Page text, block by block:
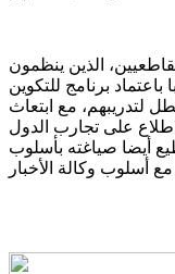
الذين ينظمون
باعتماد برنامج للتكوين
لتدريبهم، مع ابتعاث
على تجارب الدول
أيضا صياغته بأسلوب